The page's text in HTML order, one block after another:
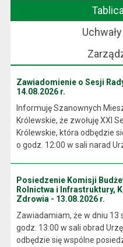
Zawiadomienie o Sesji
14.08.2026 r.
Informuję Szanownych
Królewskie, że zwołuję XXI
Królewskie, która odbędzie
o godz. 12:00 w sali narad
Posiedzenie Komisji
Rolnictwa i Infrastruktury,
Zdrowia - 13.08.2026 r.
Zawiadamiam, że w dniu 13
godz. 13:00 w sali obrad
odbędzie się wspólne